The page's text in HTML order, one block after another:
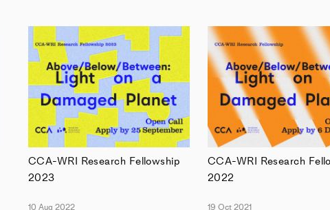
CCA-WRI Research Fellowship
2023
10 Aug 2022
CCA-WRI Research
2022
19 Oct 2021